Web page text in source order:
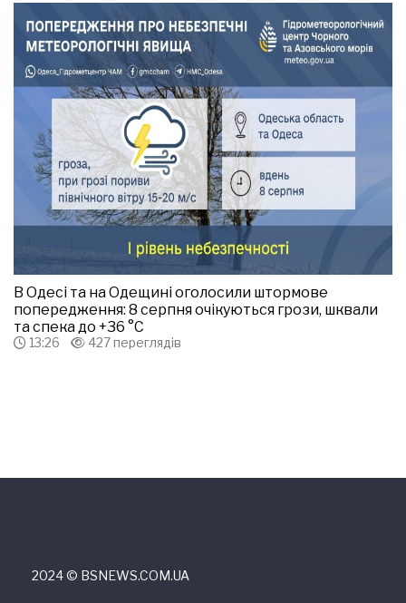
В Одесі та на Одещині оголосили штормове
попередження: 8 серпня очікуються грози, шквали
та спека до +36 °С
13:26 427 переглядів
2024 © ВSNEWS.COM.UA